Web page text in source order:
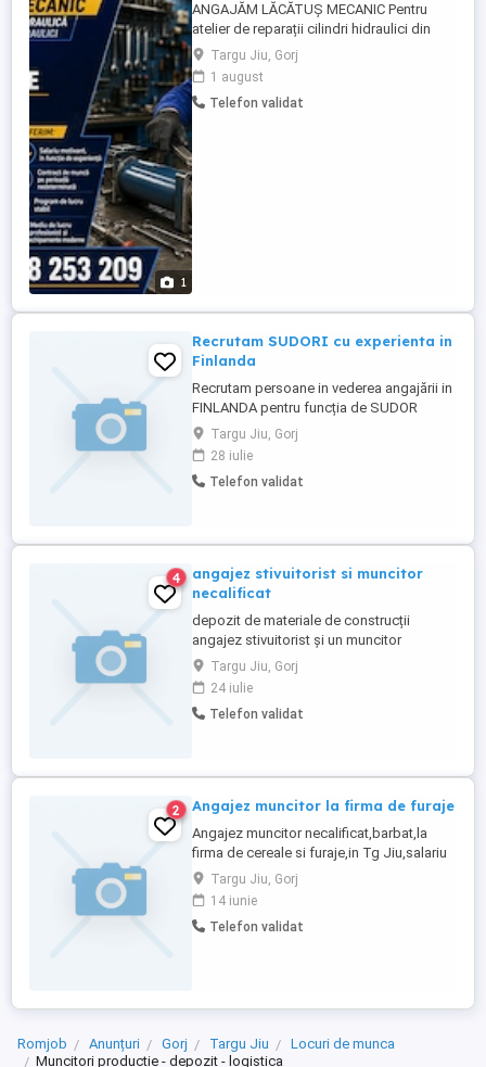
1
ANGAJĂM LĂCĂTUȘ MECANIC Pentru
atelier de reparații cilindri hidraulici din
Târgu Jiu. Experiența în lăcătușerie
mecanică Oferim salariu motivant,
contract de muncă pe perioadă
nedeterminată și program stabil. Locație:
Targu Jiu, Gorj
1 august
Telefon validat
Recrutam SUDORI cu experienta in
Finlanda
Recrutam persoane in vederea angajării in
FINLANDA pentru funcția de SUDOR
Angajator: Companie de naționalitate
finlandeza Contract de munca: încheiat cu
angajatorul finlandez potrivit legilor din
Finlanda Locație: Finlanda Programul de
Targu Jiu, Gorj
28 iulie
Telefon validat
4
angajez stivuitorist si muncitor
necalificat
depozit de materiale de construcții
angajez stivuitorist și un muncitor
necalificat. detalii:
Targu Jiu, Gorj
24 iulie
Telefon validat
2 Angajez muncitor la firma de furaje
Angajez muncitor necalificat,barbat,la
firma de cereale si furaje,in Tg Jiu,salariu
atractiv,mai multe detalii la telefon
Targu Jiu, Gorj
14 iunie
Telefon validat
Romjob Anunțuri Gorj Targu Jiu
Locuri de munca
Muncitori productie - depozit - logistica